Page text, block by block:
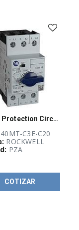
Motor Protection Circuit Breaker
C3E-C20
ROCKWELL
PZA
COTIZAR